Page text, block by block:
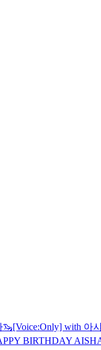
🦦[Voice:Only] with 아
BIRTHDAY